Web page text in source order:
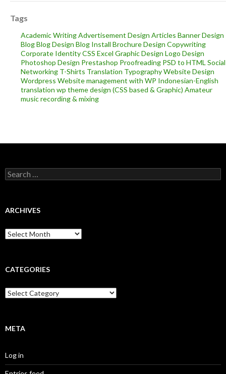
Tags
Academic WritingAdvertisement Design Articles Banner Design
BlogBlog Design Blog Install Brochure Design Copywriting
Corporate IdentityCSS Excel Graphic Design Logo Design
Photoshop Design Prestashop Proofreading PSD to HTML Social
Networking T-Shirts Translation TypographyWebsite Design
Wordpress Website management with WP Indonesian-English
translation wp theme design (CSS based & Graphic) Amateur
music recording & mixing
Search
for:
ARCHIVES
Archives
CATEGORIES
Categories
META
Log in